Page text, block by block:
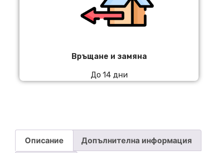
Връщане и замяна
До 14 дни
Описание Допълнителна информация